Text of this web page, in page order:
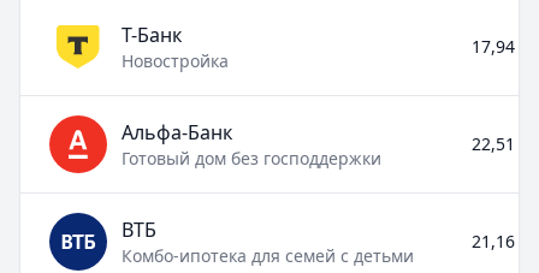
Т-Банк
Новостройка
17,94
Альфа-Банк
Готовый дом без господдержки
22,51 %
ВТБ
Комбо-ипотека для семей с детьми
21,16 %